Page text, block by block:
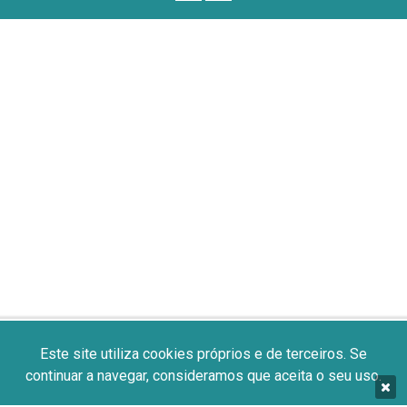
Este site utiliza cookies próprios e de terceiros. Se
continuar a navegar, consideramos que aceita o seu uso.